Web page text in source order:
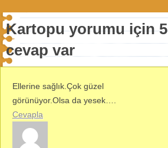
Kartopu yorumu için 5
cevap var
Ellerine sağlık.Çok güzel
görünüyor.Olsa da yesek….
Cevapla